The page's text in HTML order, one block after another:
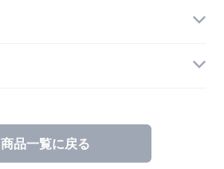
商品一覧に戻る